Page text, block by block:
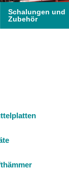
Schalungen und
Zubehör